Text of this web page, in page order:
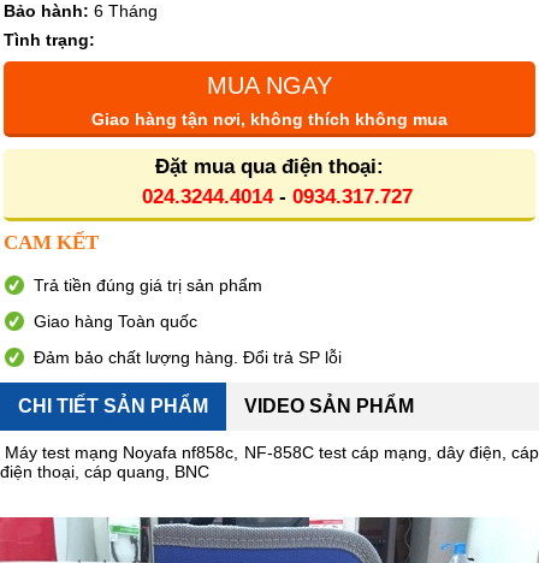
Bảo hành: 6 Tháng
Tình trạng:
MUA NGAY
Giao hàng tận nơi, không thích không mua
Đặt mua qua điện thoại:
024.3244.4014- 0934.317.727
CAM KẾT
Trả tiền đúng giá trị sản phẩm
Giao hàng Toàn quốc
Đảm bảo chất lượng hàng. Đổi trả SP lỗi
CHI TIẾT SẢN PHẨM VIDEO SẢN PHẨM
Máy test mạng Noyafa nf858c, NF-858C test cáp mạng, dây điện, cáp
điện thoại, cáp quang, BNC